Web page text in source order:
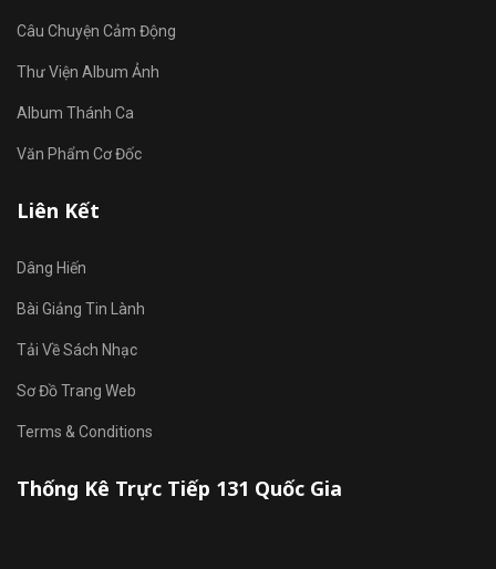
Câu Chuyện Cảm Động
Thư Viện Album Ảnh
Album Thánh Ca
Văn Phẩm Cơ Đốc
Liên Kết
Dâng Hiến
Bài Giảng Tin Lành
Tải Về Sách Nhạc
Sơ Đồ Trang Web
Terms & Conditions
Thống Kê Trực Tiếp 131 Quốc Gia